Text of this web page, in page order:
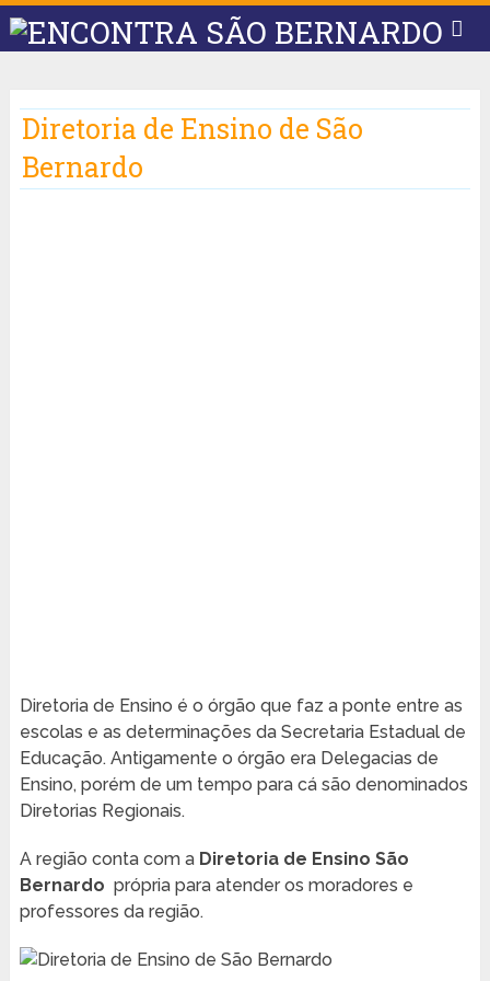
Diretoria de Ensino de São
Bernardo
Diretoria de Ensino é o órgão que faz a ponte entre as
escolas e as determinações da Secretaria Estadual de
Educação. Antigamente o órgão era Delegacias de
Ensino, porém de um tempo para cá são denominados
Diretorias Regionais.
A região conta com a Diretoria de Ensino São
Bernardo própria para atender os moradores e
professores da região.